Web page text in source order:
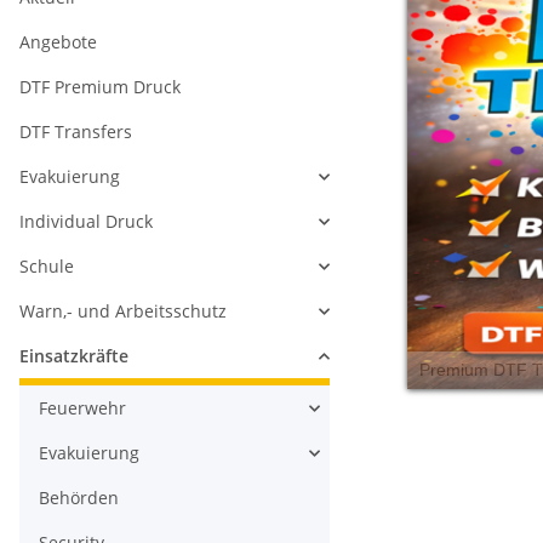
Angebote
DTF Premium Druck
DTF Transfers
Evakuierung
Individual Druck
Schule
Warn,- und Arbeitsschutz
Einsatzkräfte
Feuerwehr
Evakuierung
Behörden